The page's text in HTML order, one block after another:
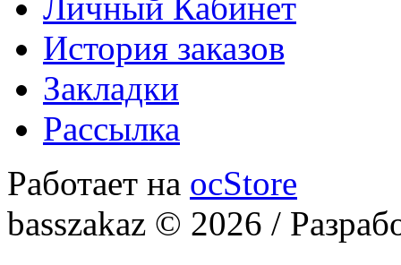
Личный Кабинет
История заказов
Закладки
Рассылка
Работает на ocStore
basszakaz © 2026 /